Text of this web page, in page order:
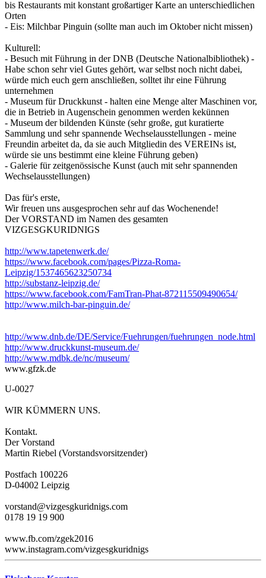
bis Restaurants mit konstant großartiger Karte an unterschiedlichen
Orten
- Eis: Milchbar Pinguin (sollte man auch im Oktober nicht missen)
Kulturell:
- Besuch mit Führung in der DNB (Deutsche Nationalbibliothek) -
Habe schon sehr viel Gutes gehört, war selbst noch nicht dabei,
würde mich euch gern anschließen, solltet ihr eine Führung
unternehmen
- Museum für Druckkunst - halten eine Menge alter Maschinen vor,
die in Betrieb in Augenschein genommen werden kekünnen
- Museum der bildenden Künste (sehr große, gut kuratierte
Sammlung und sehr spannende Wechselausstellungen - meine
Freundin arbeitet da, da sie auch Mitgliedin des VEREINs ist,
würde sie uns bestimmt eine kleine Führung geben)
- Galerie für zeitgenössische Kunst (auch mit sehr spannenden
Wechselausstellungen)
Das für's erste,
Wir freuen uns ausgesprochen sehr auf das Wochenende!
Der VORSTAND im Namen des gesamten
VIZGESGKURIDNIGS
http://www.tapetenwerk.de/
https://www.facebook.com/pages/Pizza-Roma-
Leipzig/1537465623250734
http://substanz-leipzig.de/
https://www.facebook.com/FamTran-Phat-872115509490654/
http://www.milch-bar-pinguin.de/
http://www.dnb.de/DE/Service/Fuehrungen/fuehrungen_node.html
http://www.druckkunst-museum.de/
http://www.mdbk.de/nc/museum/
www.gfzk.de
U-0027
WIR KÜMMERN UNS.
Kontakt.
Der Vorstand
Martin Riebel (Vorstandsvorsitzender)
Postfach 100226
D-04002 Leipzig
vorstand@vizgesgkuridnigs.com
0178 19 19 900
www.fb.com/zgek2016
www.instagram.com/vizgesgkuridnigs